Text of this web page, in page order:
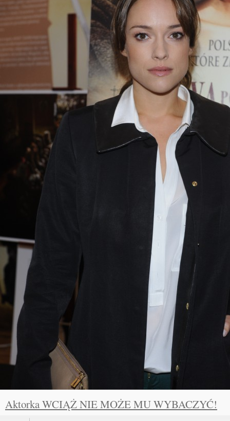
Aktorka WCIĄŻ NIE MOŻE MU WYBACZYĆ!